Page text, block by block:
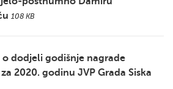
108 KB
dodjeli godišnje nagrade
2020. godinu JVP Grada Siska